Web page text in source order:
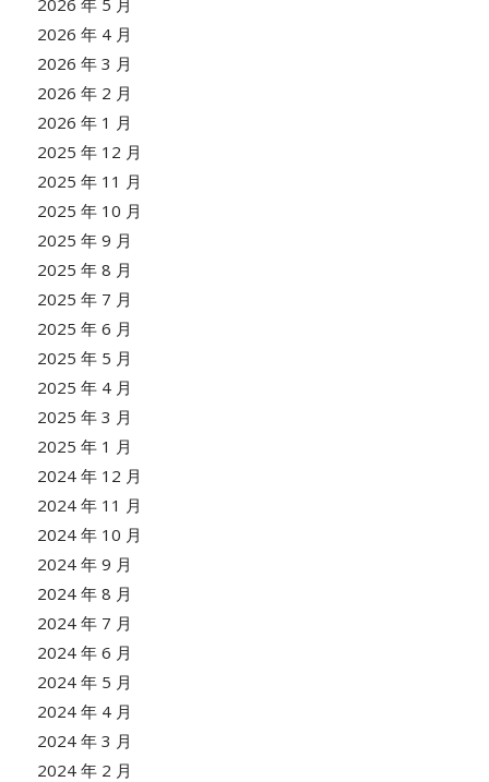
2026 年 5 月
2026 年 4 月
2026 年 3 月
2026 年 2 月
2026 年 1 月
2025 年 12 月
2025 年 11 月
2025 年 10 月
2025 年 9 月
2025 年 8 月
2025 年 7 月
2025 年 6 月
2025 年 5 月
2025 年 4 月
2025 年 3 月
2025 年 1 月
2024 年 12 月
2024 年 11 月
2024 年 10 月
2024 年 9 月
2024 年 8 月
2024 年 7 月
2024 年 6 月
2024 年 5 月
2024 年 4 月
2024 年 3 月
2024 年 2 月